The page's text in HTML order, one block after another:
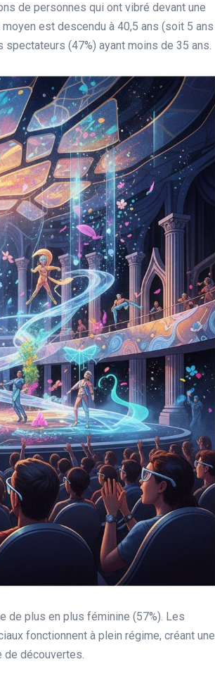
de personnes qui ont vibré devant une
est descendu à 40,5 ans (soit 5 ans
(47%) ayant moins de 35 ans.
de plus en plus féminine (57%). Les
fonctionnent à plein régime, créant une
de découvertes.